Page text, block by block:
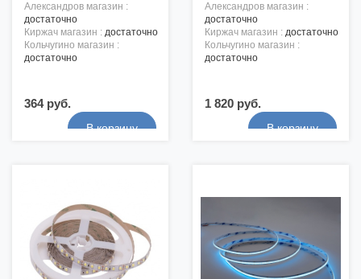
александров магазин :
достаточно
киржач магазин : достаточно
кольчугино магазин :
достаточно
364 руб.
александров магазин :
достаточно
киржач магазин : достаточно
кольчугино магазин :
достаточно
1 820 руб.